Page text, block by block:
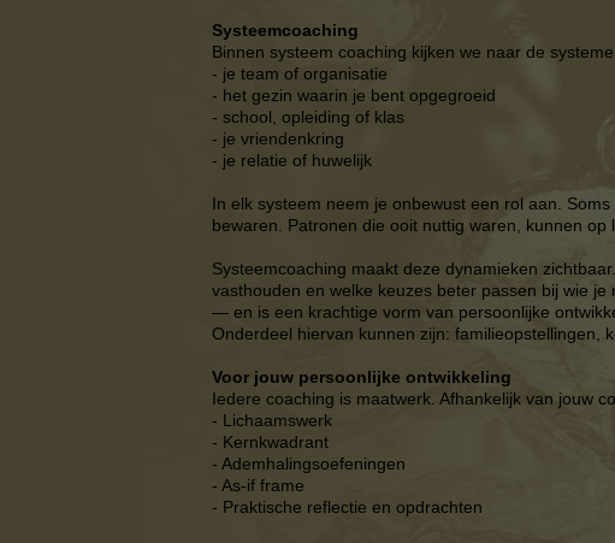
Systeemcoaching
Binnen systeem coaching kijken we naar de
- je team of organisatie
- het gezin waarin je bent opgegroeid
- school, opleiding of klas
- je vriendenkring
- je relatie of huwelijk
In elk systeem neem je onbewust een rol aan.
bewaren. Patronen die ooit nuttig waren, kunnen op
Systeemcoaching maakt deze dynamieken
vasthouden en welke keuzes beter passen bij wie
— en is een krachtige vorm van persoonlijke
Onderdeel hiervan kunnen zijn: familieopstellingen,
Voor jouw persoonlijke ontwikkeling
Iedere coaching is maatwerk. Afhankelijk van jouw
- Lichaamswerk
- Kernkwadrant
- Ademhalingsoefeningen
- As-if frame
- Praktische reflectie en opdrachten